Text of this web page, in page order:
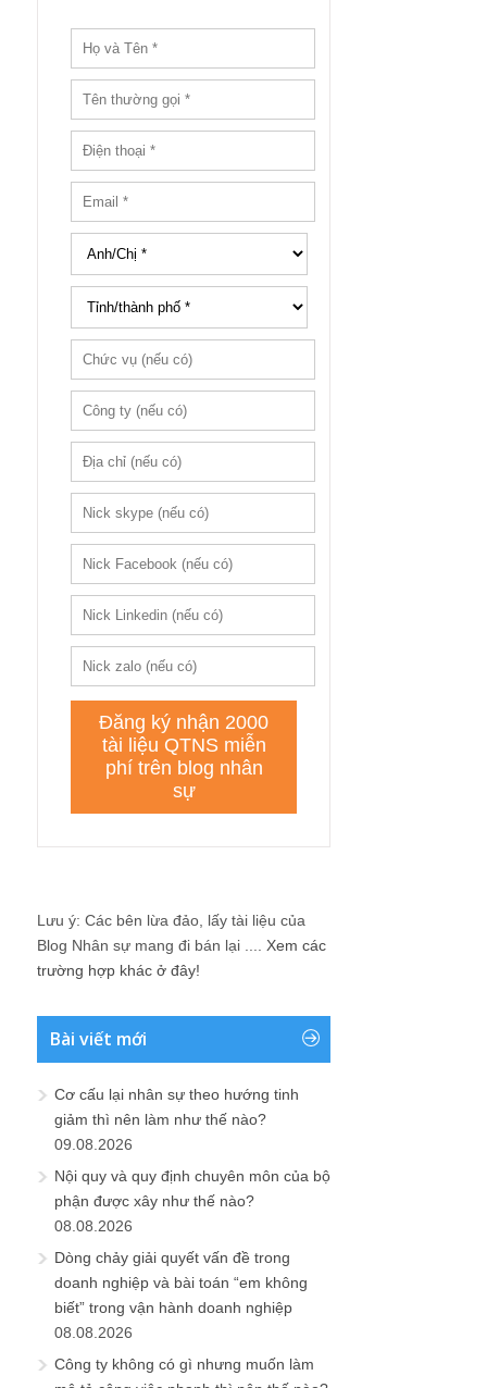
Lưu ý: Các bên lừa đảo, lấy tài liệu của
Blog Nhân sự mang đi bán lại .... Xem các
trường hợp khác ở đây!
Bài viết mới
Cơ cấu lại nhân sự theo hướng tinh
giảm thì nên làm như thế nào?
09.08.2026
Nội quy và quy định chuyên môn của bộ
phận được xây như thế nào?
08.08.2026
Dòng chảy giải quyết vấn đề trong
doanh nghiệp và bài toán “em không
biết” trong vận hành doanh nghiệp
08.08.2026
Công ty không có gì nhưng muốn làm